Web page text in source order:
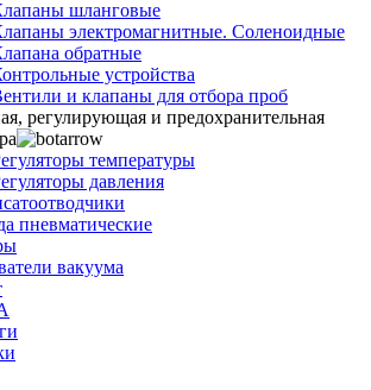
шланговые
электромагнитные. Соленоидные
обратные
устройства
и клапаны для отбора проб
регулирующая и предохранительная
температуры
давления
пневматические
вакуума